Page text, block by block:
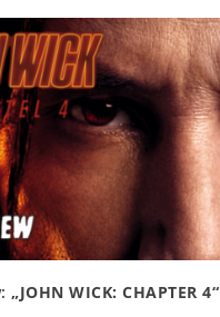
„JOHN WICK: CHAPTER 4“